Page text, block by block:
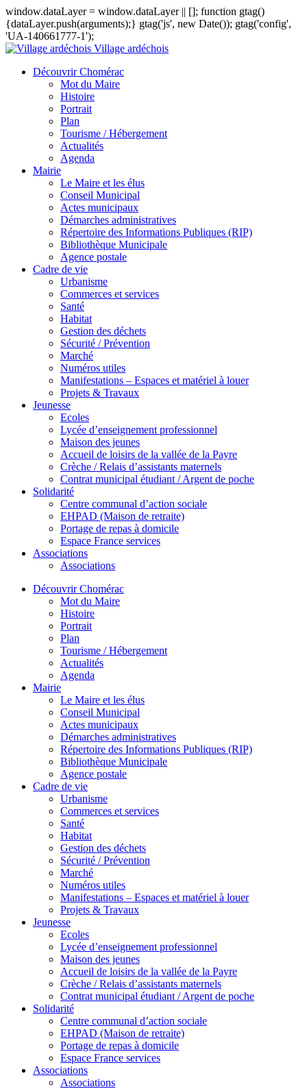
window.dataLayer = window.dataLayer || []; function gtag()
{dataLayer.push(arguments);} gtag('js', new Date()); gtag('config',
'UA-140661777-1');
Village ardéchois
Découvrir Chomérac
Mot du Maire
Histoire
Portrait
Plan
Tourisme / Hébergement
Actualités
Agenda
Mairie
Le Maire et les élus
Conseil Municipal
Actes municipaux
Démarches administratives
Répertoire des Informations Publiques (RIP)
Bibliothèque Municipale
Agence postale
Cadre de vie
Urbanisme
Commerces et services
Santé
Habitat
Gestion des déchets
Sécurité / Prévention
Marché
Numéros utiles
Manifestations – Espaces et matériel à louer
Projets & Travaux
Jeunesse
Ecoles
Lycée d’enseignement professionnel
Maison des jeunes
Accueil de loisirs de la vallée de la Payre
Crèche / Relais d’assistants maternels
Contrat municipal étudiant / Argent de poche
Solidarité
Centre communal d’action sociale
EHPAD (Maison de retraite)
Portage de repas à domicile
Espace France services
Associations
Associations
Découvrir Chomérac
Mot du Maire
Histoire
Portrait
Plan
Tourisme / Hébergement
Actualités
Agenda
Mairie
Le Maire et les élus
Conseil Municipal
Actes municipaux
Démarches administratives
Répertoire des Informations Publiques (RIP)
Bibliothèque Municipale
Agence postale
Cadre de vie
Urbanisme
Commerces et services
Santé
Habitat
Gestion des déchets
Sécurité / Prévention
Marché
Numéros utiles
Manifestations – Espaces et matériel à louer
Projets & Travaux
Jeunesse
Ecoles
Lycée d’enseignement professionnel
Maison des jeunes
Accueil de loisirs de la vallée de la Payre
Crèche / Relais d’assistants maternels
Contrat municipal étudiant / Argent de poche
Solidarité
Centre communal d’action sociale
EHPAD (Maison de retraite)
Portage de repas à domicile
Espace France services
Associations
Associations